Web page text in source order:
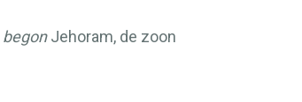
begonJehoram, de zoon